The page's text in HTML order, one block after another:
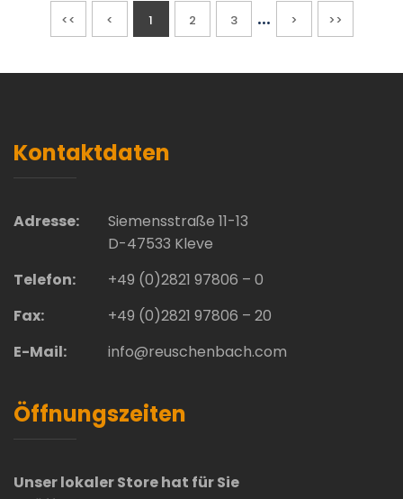
<< < 1 2 3 ... > >>
Kontaktdaten
Adresse:
Siemensstraße 11-13
D-47533 Kleve
Telefon:
+49 (0)2821 97806 – 0
Fax:
+49 (0)2821 97806 – 20
E-Mail:
info@reuschenbach.com
Öffnungszeiten
Unser lokaler Store hat für Sie